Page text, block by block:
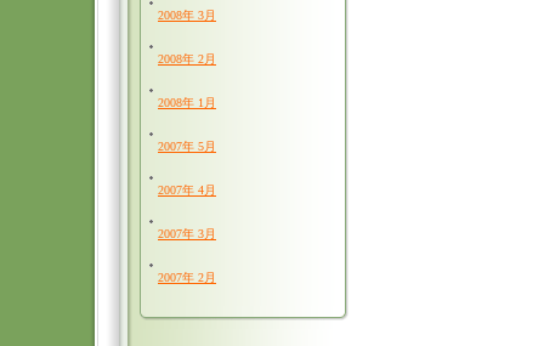
2008年 3月
2008年 2月
2008年 1月
2007年 5月
2007年 4月
2007年 3月
2007年 2月